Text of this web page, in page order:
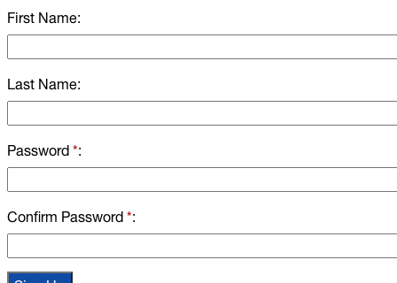
First Name
Last Name
Password*
Confirm Password*